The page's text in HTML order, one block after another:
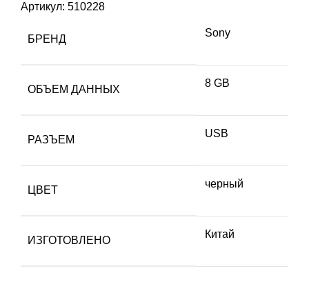
Артикул: 510228
БРЕНД
Sony
ОБЪЕМ ДАННЫХ
8 GB
РАЗЪЕМ
USB
ЦВЕТ
черный
ИЗГОТОВЛЕНО
Китай